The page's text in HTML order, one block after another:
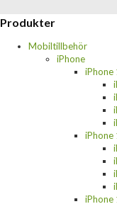
Produkter
Mobiltillbehör
iPhone
iPhone
iPhone
iPhone